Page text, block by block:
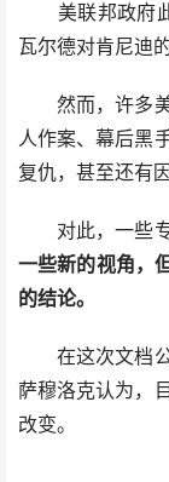
美联邦政府此
瓦尔德对肯尼迪
然而，许多美
人作案、幕后黑
复仇，甚至还有
对此，一些专
一些新的视角，
的结论。
在这次文档公
萨穆洛克认为，
改变。